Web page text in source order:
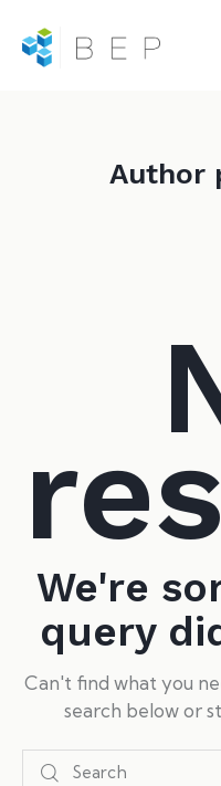
Author
We're
query
Can't find what you
search below or